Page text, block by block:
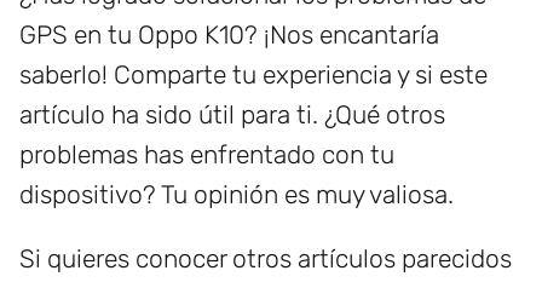
GPS en tu Oppo K10? ¡Nos encantaría
saberlo! Comparte tu experiencia y si este
artículo ha sido útil para ti. ¿Qué otros
problemas has enfrentado con tu
dispositivo? Tu opinión es muy valiosa.
Si quieres conocer otros artículos parecidos